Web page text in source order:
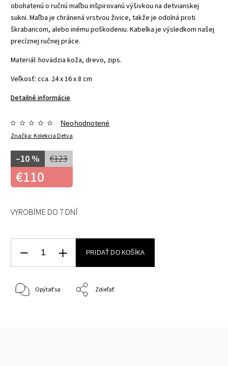
obohatenú o ručnú maľbu inšpirovanú výšivkou na detvianskej
sukni. Maľba je chránená vrstvou živice, takže je odolná proti
škrabancom, alebo inému poškodeniu. Kabelka je výsledkom našej
precíznej ručnej práce.
Materiál: hovädzia koža, drevo, zips.
Veľkosť: cca. 24 x 16 x 8 cm
Detailné informácie
Značka:Kolekcia Detva
Neohodnotené
€123
–10 %
€110
VYROBÍME DO 7 DNÍ
PRIDAŤ DO KOŠÍKA
Opýtať sa Zdieľať